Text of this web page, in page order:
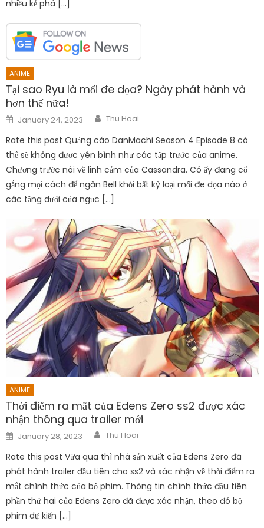
nhiều kẻ phá […]
ANIME
Tại sao Ryu là mối đe dọa? Ngày phát hành và
hơn thế nữa!
Posted
on
January 24, 2023 Author
Thu Hoai
Rate this post Quảng cáo DanMachi Season 4 Episode 8 có
thể sẽ không được yên bình như các tập trước của anime.
Chương trước nói về linh cảm của Cassandra. Cô ấy đang cố
gắng mọi cách để ngăn Bell khỏi bất kỳ loại mối đe dọa nào ở
các tầng dưới của ngục […]
ANIME
Thời điểm ra mắt của Edens Zero ss2 được xác
nhận thông qua trailer mới
Posted
on
January 28, 2023 Author
Thu Hoai
Rate this post Vừa qua thì nhà sản xuất của Edens Zero đã
phát hành trailer đầu tiên cho ss2 và xác nhận về thời điểm ra
mắt chính thức của bộ phim. Thông tin chính thức đầu tiên
phần thứ hai của Edens Zero đã được xác nhận, theo đó bộ
phim dự kiến […]